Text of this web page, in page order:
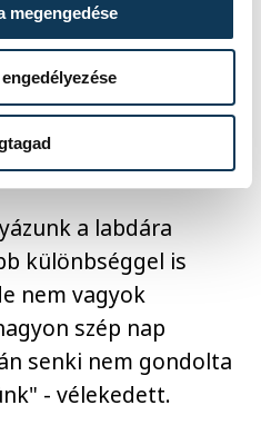
megengedéseVoltak
jól működő
érzése szerint még
és
is.
a labdára
különbséggel is
nem vagyok
szép nap
senki nem gondolta
- vélekedett.